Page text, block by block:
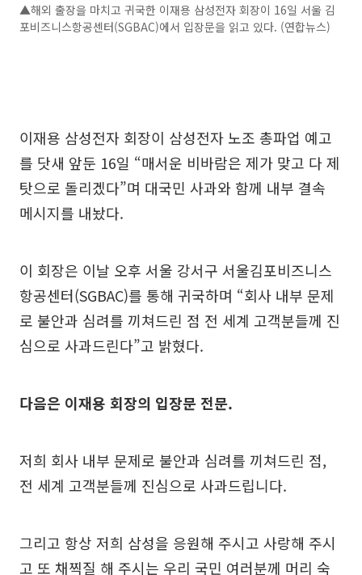
▲해외 출장을 마치고 귀국한 이재용 삼성전자 회장이 16일 서울 김
포비즈니스항공센터(SGBAC)에서 입장문을 읽고 있다. (연합뉴스)
이재용 삼성전자 회장이 삼성전자 노조 총파업 예고
를 닷새 앞둔 16일 “매서운 비바람은 제가 맞고 다 제
탓으로 돌리겠다”며 대국민 사과와 함께 내부 결속
메시지를 내놨다.
이 회장은 이날 오후 서울 강서구 서울김포비즈니스
항공센터(SGBAC)를 통해 귀국하며 “회사 내부 문제
로 불안과 심려를 끼쳐드린 점 전 세계 고객분들께 진
심으로 사과드린다”고 밝혔다.
다음은 이재용 회장의 입장문 전문.
저희 회사 내부 문제로 불안과 심려를 끼쳐드린 점,
전 세계 고객분들께 진심으로 사과드립니다.
그리고 항상 저희 삼성을 응원해 주시고 사랑해 주시
고 또 채찍질 해 주시는 우리 국민 여러분께 머리 숙